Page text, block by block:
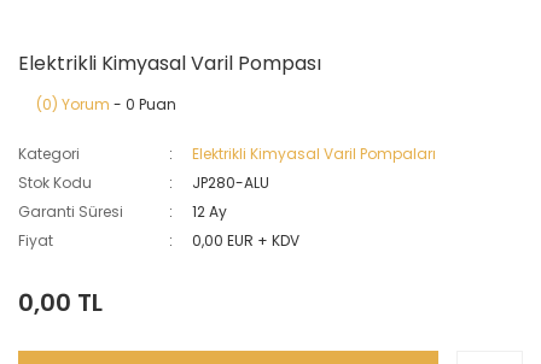
Elektrikli Kimyasal Varil Pompası
(0) Yorum - 0 Puan
Kategori
Elektrikli Kimyasal Varil Pompaları
Stok Kodu
JP280-ALU
Garanti Süresi
12 Ay
Fiyat
0,00 EUR + KDV
0,00 TL